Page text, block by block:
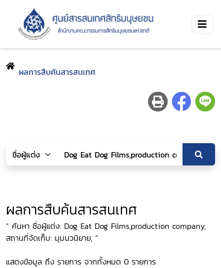
ผลการสืบค้นสารสนเทศ
ผลการสืบค้นสารสนเทศ
“ ค้นหา ชื่อผู้แต่ง: Dog Eat Dog Films,production company,
สถานที่จัดเก็บ: มุมนวนิยาย, ”
แสดงข้อมูล ถึง รายการ จากทั้งหมด 0 รายการ